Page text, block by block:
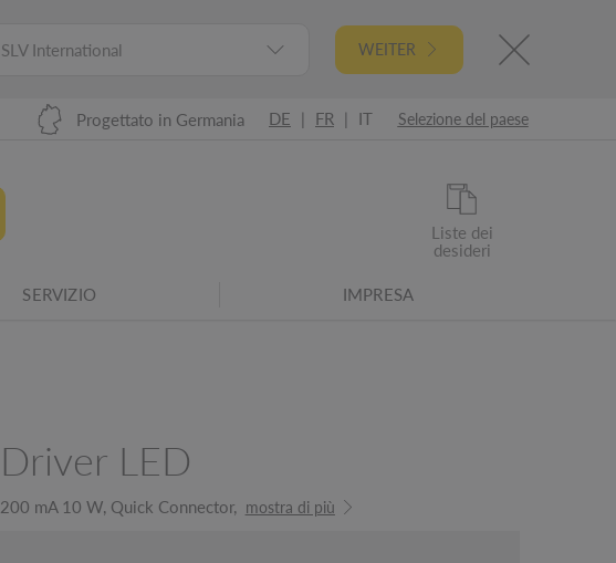
SLV International WEITER
Progettato in Germania DE | FR | IT Selezione del paese
Liste dei
desideri
SERVIZIO IMPRESA
Driver LED
200 mA 10 W, Quick Connector, mostra di più